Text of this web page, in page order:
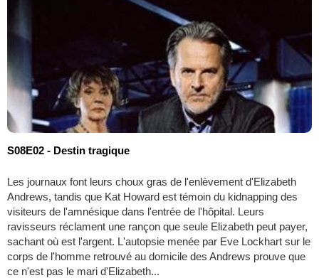
S08E02 - Destin tragique
Les journaux font leurs choux gras de l'enlèvement d'Elizabeth
Andrews, tandis que Kat Howard est témoin du kidnapping des
visiteurs de l'amnésique dans l'entrée de l'hôpital. Leurs
ravisseurs réclament une rançon que seule Elizabeth peut payer,
sachant où est l'argent. L'autopsie menée par Eve Lockhart sur le
corps de l'homme retrouvé au domicile des Andrews prouve que
ce n'est pas le mari d'Elizabeth...